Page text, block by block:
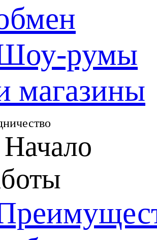
румы
магазины
Начало